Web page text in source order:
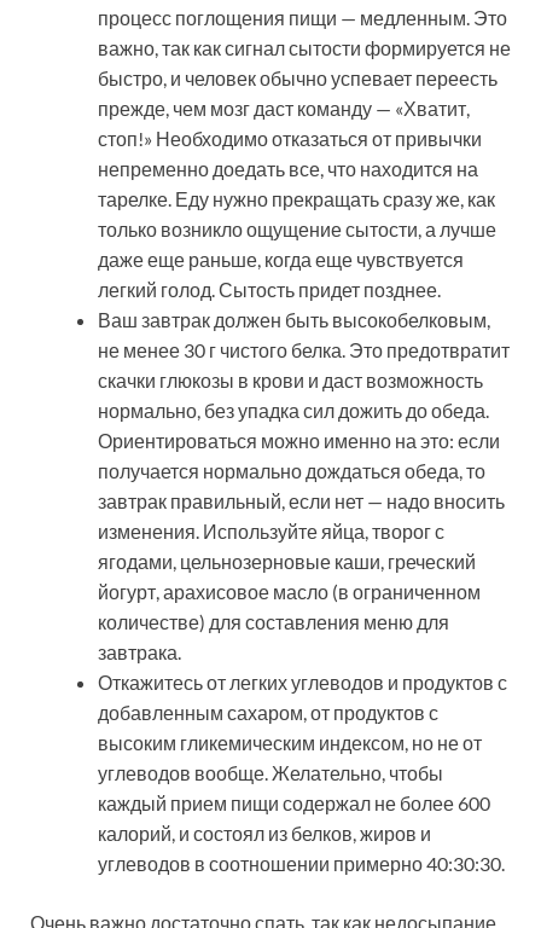
процесс поглощения пищи — медленным. Это
важно, так как сигнал сытости формируется не
быстро, и человек обычно успевает переесть
прежде, чем мозг даст команду — «Хватит,
стоп!» Необходимо отказаться от привычки
непременно доедать все, что находится на
тарелке. Еду нужно прекращать сразу же, как
только возникло ощущение сытости, а лучше
даже еще раньше, когда еще чувствуется
легкий голод. Сытость придет позднее.
Ваш завтрак должен быть высокобелковым,
не менее 30 г чистого белка. Это предотвратит
скачки глюкозы в крови и даст возможность
нормально, без упадка сил дожить до обеда.
Ориентироваться можно именно на это: если
получается нормально дождаться обеда, то
завтрак правильный, если нет — надо вносить
изменения. Используйте яйца, творог с
ягодами, цельнозерновые каши, греческий
йогурт, арахисовое масло (в ограниченном
количестве) для составления меню для
завтрака.
Откажитесь от легких углеводов и продуктов с
добавленным сахаром, от продуктов с
высоким гликемическим индексом, но не от
углеводов вообще. Желательно, чтобы
каждый прием пищи содержал не более 600
калорий, и состоял из белков, жиров и
углеводов в соотношении примерно 40:30:30.
Очень важно достаточно спать, так как недосыпание